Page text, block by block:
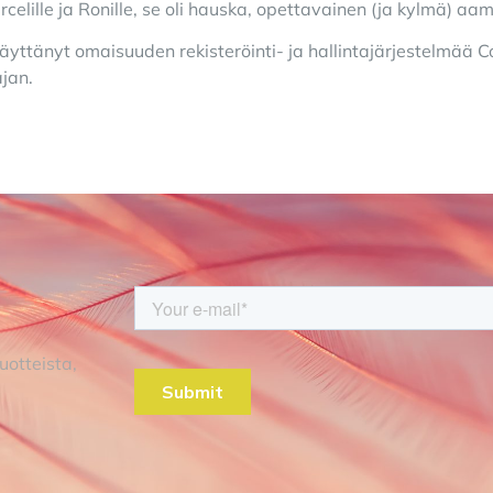
ja Ronille, se oli hauska, opettavainen (ja kylmä)
omaisuuden rekisteröinti- ja hallintajärjestelmää